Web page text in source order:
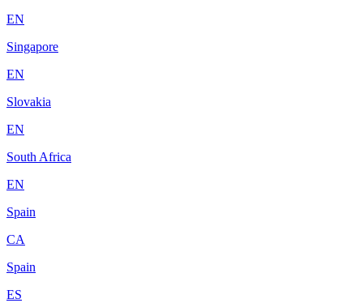
EN
Singapore
EN
Slovakia
EN
South Africa
EN
Spain
CA
Spain
ES